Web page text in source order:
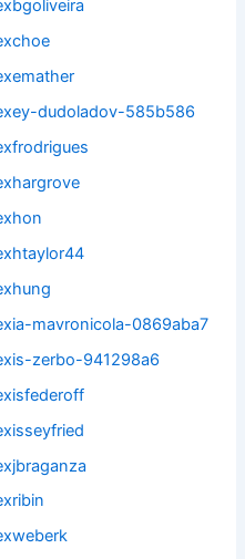
dudoladov-585b586
mavronicola-0869aba7
zerbo-941298a6